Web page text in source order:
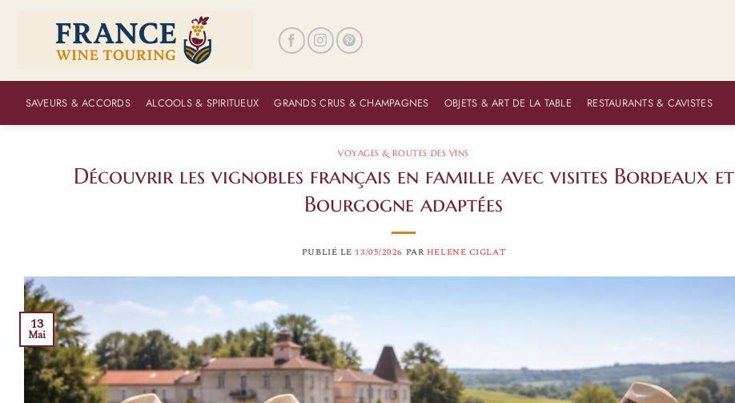
SAVEURS & ACCORDS ALCOOLS & SPIRITUEUX GRANDS CRUS & CHAMPAGNES OBJETS & ART DE LA TABLE RESTAURANTS & CAVISTES
VOYAGES & ROUTES DES VINS
Découvrir les vignobles français en famille avec visites Bordeaux et
Bourgogne adaptées
PUBLIÉ LE 13/05/2026 PAR HELENE CIGLAT
13
Mai